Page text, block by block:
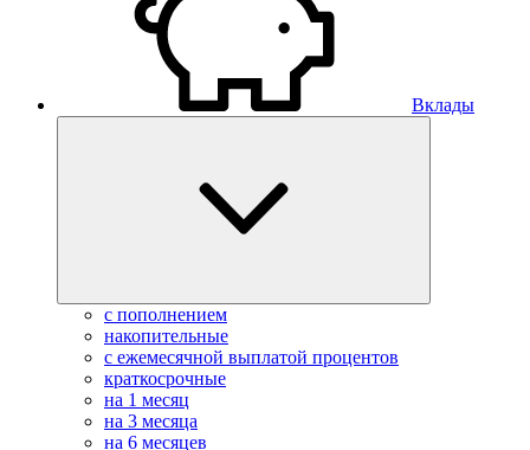
Вклады
с пополнением
накопительные
с ежемесячной выплатой процентов
краткосрочные
на 1 месяц
на 3 месяца
на 6 месяцев